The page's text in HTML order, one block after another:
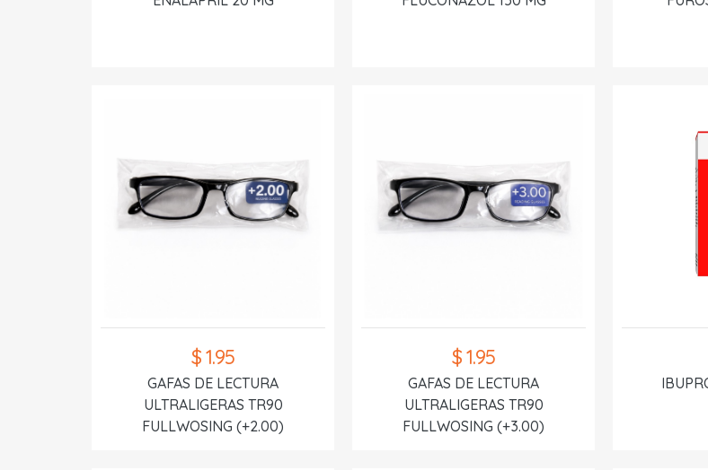
$ 1.95
GAFAS DE LECTURA
ULTRALIGERAS TR90
FULLWOSING (+2.00)
$ 1.95
GAFAS DE LECTURA
ULTRALIGERAS TR90
FULLWOSING (+3.00)